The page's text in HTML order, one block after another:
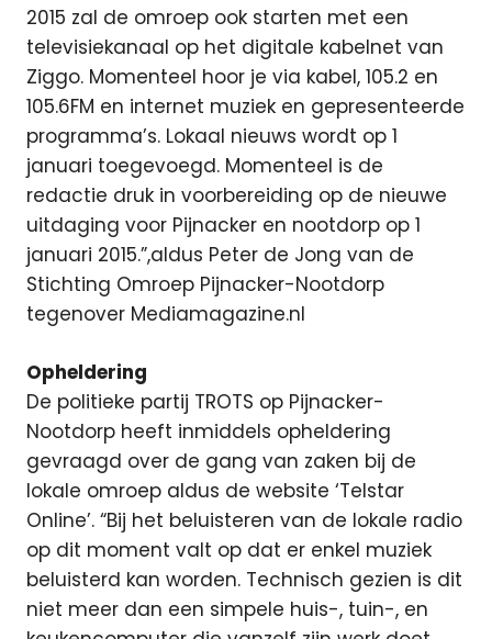
2015 zal de omroep ook starten met een
televisiekanaal op het digitale kabelnet van
Ziggo. Momenteel hoor je via kabel, 105.2 en
105.6FM en internet muziek en gepresenteerde
programma’s. Lokaal nieuws wordt op 1
januari toegevoegd. Momenteel is de
redactie druk in voorbereiding op de nieuwe
uitdaging voor Pijnacker en nootdorp op 1
januari 2015.”,aldus Peter de Jong van de
Stichting Omroep Pijnacker-Nootdorp
tegenover Mediamagazine.nl
Opheldering
De politieke partij TROTS op Pijnacker-
Nootdorp heeft inmiddels opheldering
gevraagd over de gang van zaken bij de
lokale omroep aldus de website ‘Telstar
Online’. “Bij het beluisteren van de lokale radio
op dit moment valt op dat er enkel muziek
beluisterd kan worden. Technisch gezien is dit
niet meer dan een simpele huis-, tuin-, en